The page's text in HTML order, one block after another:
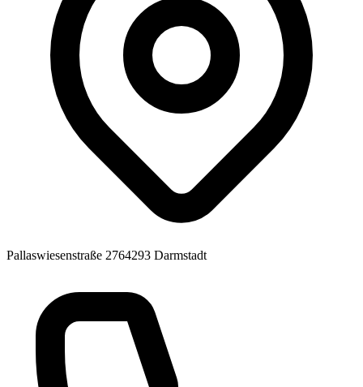
Pallaswiesenstraße 2764293 Darmstadt